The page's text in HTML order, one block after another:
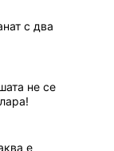
с два
не се
е